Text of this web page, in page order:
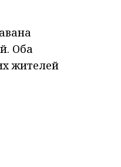
Оба
жителей